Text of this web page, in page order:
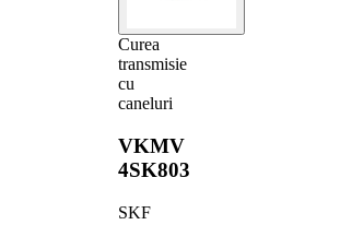
Curea
transmisie
cu
caneluri
VKMV
4SK803
SKF